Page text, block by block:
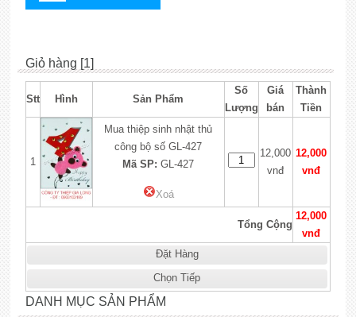
Giỏ hàng [1]
Stt Hình Sản Phẩm
Số
Lượng
Giá
bán
Thành
Tiền
1
Mua thiệp sinh nhật thủ
công bộ số GL-427
Mã SP: GL-427
Xoá
12,000
vnđ
12,000
vnđ
Tổng Cộng
12,000
vnđ
Đặt Hàng
Chọn Tiếp
DANH MỤC SẢN PHẨM